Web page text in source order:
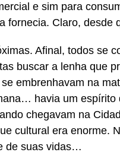
e sim para
fornecia. Claro,
Afinal, todos se
buscar a lenha que
embrenhavam na
havia um espírito
chegavam na
cultural era enorme.
de suas vidas…